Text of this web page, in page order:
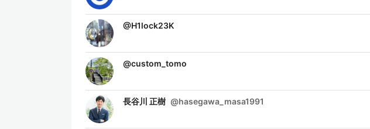
@H1lock23K
@custom_tomo
長谷川 正樹 @hasegawa_masa1991